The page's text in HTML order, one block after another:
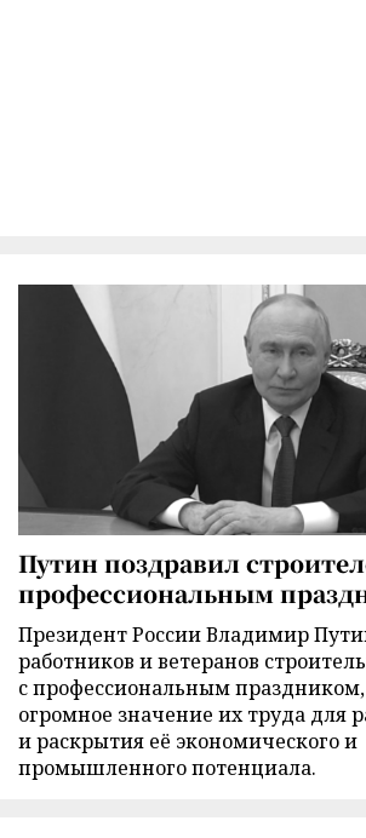
Путин поздравил
профессиональным
Президент России Владимир
работников и ветеранов
с профессиональным
огромное значение их труда для
и раскрытия её экономического и
промышленного потенциала.